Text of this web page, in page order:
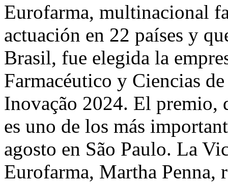
Eurofarma, multinacional
actuación en 22 países y
Brasil, fue elegida la
Farmacéutico y Ciencias
Inovação 2024. El premio,
es uno de los más
agosto en São Paulo. La
Eurofarma, Martha Penna,